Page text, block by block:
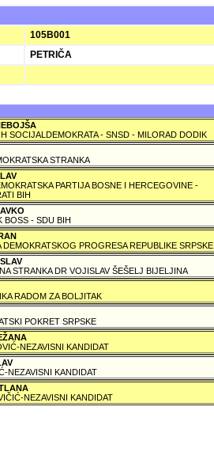
105B001
PETRIČA
SOCIJALDEMOKRATA - SNSD - MILORAD DODIK
STRANKA
PARTIJA BOSNE I HERCEGOVINE -
BIH
BOSS - SDU BIH
DEMOKRATSKOG PROGRESA REPUBLIKE SRPSKE
STRANKA DR VOJISLAV ŠEŠELJ BIJELJINA
RADOM ZA BOLJITAK
POKRET SRPSKE
NEZAVISNI KANDIDAT
NEZAVISNI KANDIDAT
NEZAVISNI KANDIDAT